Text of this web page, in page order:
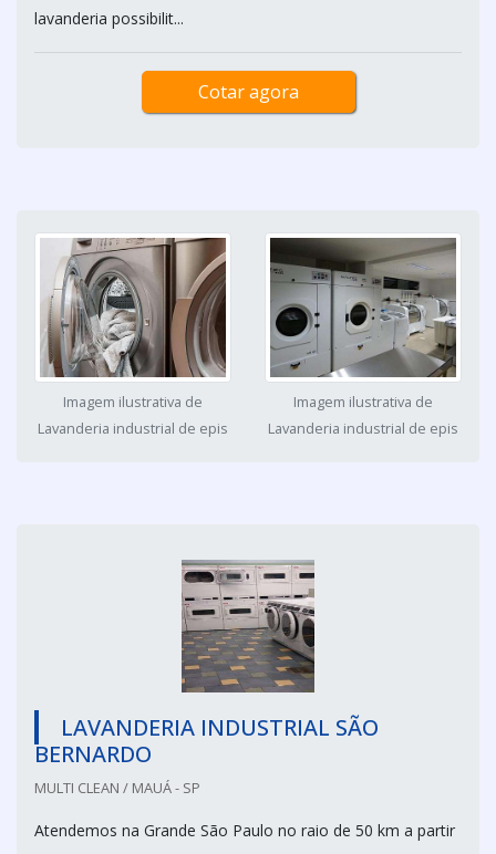
lavanderia possibilit...
Cotar agora
Imagem ilustrativa de
Lavanderia industrial de epis
Imagem ilustrativa de
Lavanderia industrial de epis
LAVANDERIA INDUSTRIAL SÃO
BERNARDO
MULTI CLEAN / MAUÁ - SP
Atendemos na Grande São Paulo no raio de 50 km a partir